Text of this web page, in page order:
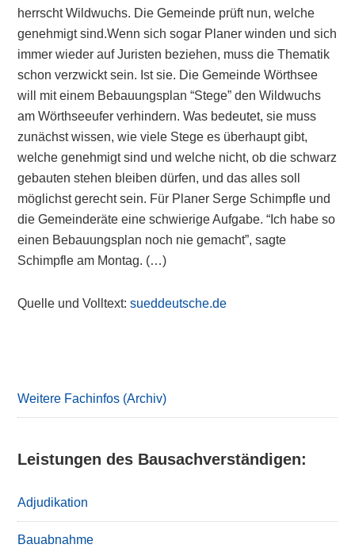
herrscht Wildwuchs. Die Gemeinde prüft nun, welche
genehmigt sind.Wenn sich sogar Planer winden und sich
immer wieder auf Juristen beziehen, muss die Thematik
schon verzwickt sein. Ist sie. Die Gemeinde Wörthsee
will mit einem Bebauungsplan “Stege” den Wildwuchs
am Wörthseeufer verhindern. Was bedeutet, sie muss
zunächst wissen, wie viele Stege es überhaupt gibt,
welche genehmigt sind und welche nicht, ob die schwarz
gebauten stehen bleiben dürfen, und das alles soll
möglichst gerecht sein. Für Planer Serge Schimpfle und
die Gemeinderäte eine schwierige Aufgabe. “Ich habe so
einen Bebauungsplan noch nie gemacht”, sagte
Schimpfle am Montag. (…)
Quelle und Volltext:sueddeutsche.de
Weitere Fachinfos (Archiv)
Leistungen des Bausachverständigen:
Adjudikation
Bauabnahme